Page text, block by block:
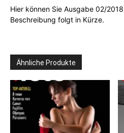
Hier können Sie Ausgabe 02/
Beschreibung folgt in Kürze.
Ähnliche Produkte